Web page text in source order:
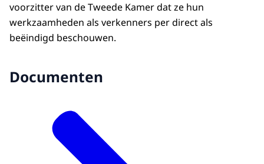
voorzitter van de Tweede Kamer dat ze hun
werkzaamheden als verkenners per direct als
beëindigd beschouwen.
Documenten